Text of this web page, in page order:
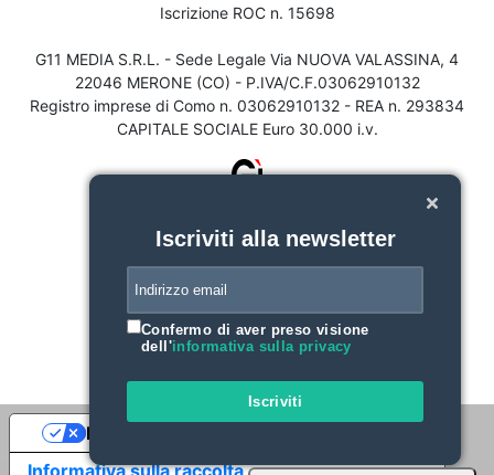
Iscrizione ROC n. 15698
G11 MEDIA S.R.L. - Sede Legale Via NUOVA VALASSINA, 4
22046 MERONE (CO) - P.IVA/C.F.03062910132
Registro imprese di Como n. 03062910132 - REA n. 293834
CAPITALE SOCIALE Euro 30.000 i.v.
Iscriviti alla newsletter
Confermo di aver preso visione
dell'informativa sulla privacy
Iscriviti
Informativa sulla raccolta
Le tue preferenze relative alla privacy